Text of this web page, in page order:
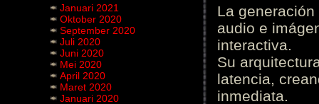
Januari 2021
Oktober 2020
September 2020
Juli 2020
Juni 2020
Mei 2020
April 2020
Maret 2020
Januari 2020
La
audio e
interactiva.
Su
latencia,
inmediata.